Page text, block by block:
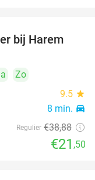
45%
bij Harem
Zo
9.5 star
8 min. directions_car
Regulier €38,88
€21 ,50